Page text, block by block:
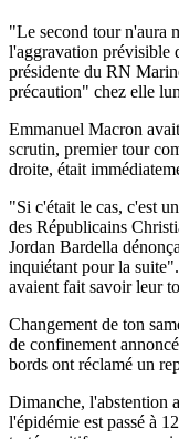
"Le second tour n'aura
l'aggravation prévisible
présidente du RN
précaution" chez elle
Emmanuel Macron
scrutin, premier tour
droite, était
"Si c'était le cas, c'est
des Républicains
Jordan Bardella
inquiétant pour la
avaient fait savoir leur
Changement de ton
de confinement
bords ont réclamé un
Dimanche, l'abstention
l'épidémie est passé à